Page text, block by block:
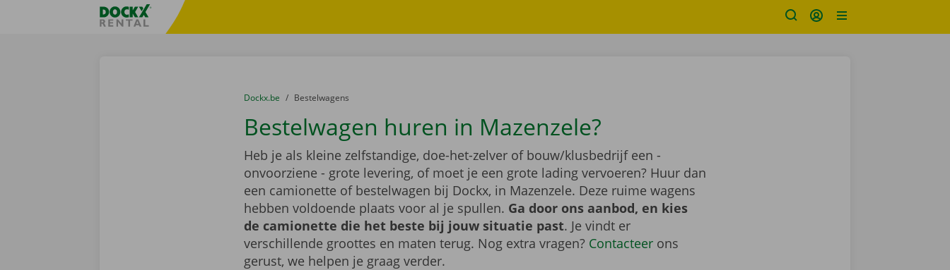
Taalselectie overslaanFratello DEMO
U bevindt zich hier:
van
Dockx.be naar
Bestelwagens
Bestelwagen huren in Mazenzele?
Heb je als kleine zelfstandige, doe-het-zelver of bouw/klusbedrijf een -
onvoorziene - grote levering, of moet je een grote lading vervoeren? Huur dan
een camionette of bestelwagen bij Dockx, in Mazenzele. Deze ruime wagens
hebben voldoende plaats voor al je spullen. Ga door ons aanbod, en kies
de camionette die het beste bij jouw situatie past. Je vindt er
verschillende groottes en maten terug. Nog extra vragen? Contacteerons
gerust, we helpen je graag verder.